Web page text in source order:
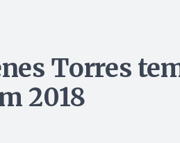
Torres
2018